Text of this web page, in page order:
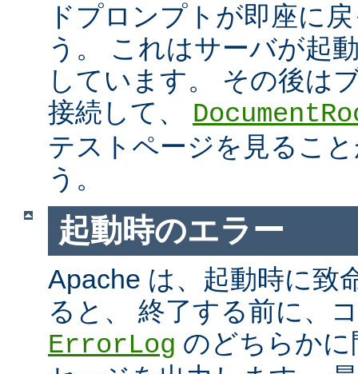
ドプロンプトが即座に
う。 これはサーバが起
しています。 その後は
接続して、
テストページを見るこ
う。
起動時のエラー
Apache は、起動時に致
ると、 終了する前に、
ErrorLog のどちらか